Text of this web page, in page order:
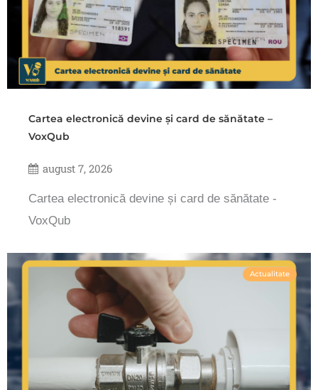
Cartea electronică devine și card de sănătate –
VoxQub
august 7, 2026
Cartea electronică devine și card de sănătate -
VoxQub
Actualitate